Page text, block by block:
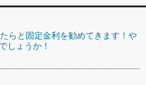
らと固定金利を勧めてきます！や
しょうか！